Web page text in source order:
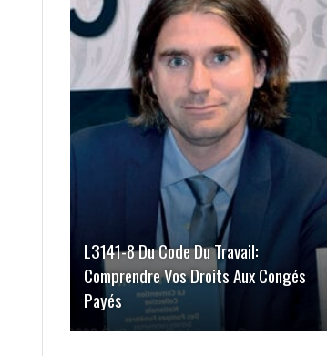
L3141-8 Du Code Du Travail:
Comprendre Vos Droits Aux Congés
Payés